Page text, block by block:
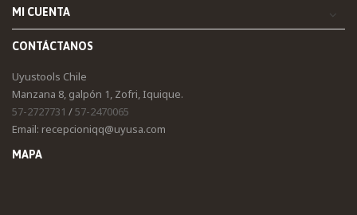
MI CUENTA
CONTÁCTANOS
Uyustools Chile
Manzana 8, galpón 1, Zofri, Iquique.
57-2727731 /57-2470065
Email: recepcioniqq@uyusa.com
MAPA